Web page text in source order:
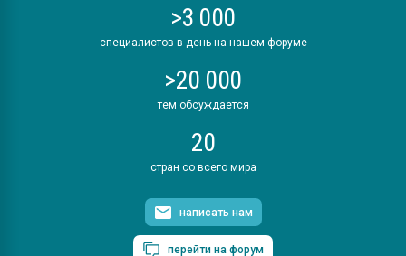
>3 000
специалистов в день на нашем форуме
>20 000
тем обсуждается
20
стран со всего мира
написать нам
перейти на форум